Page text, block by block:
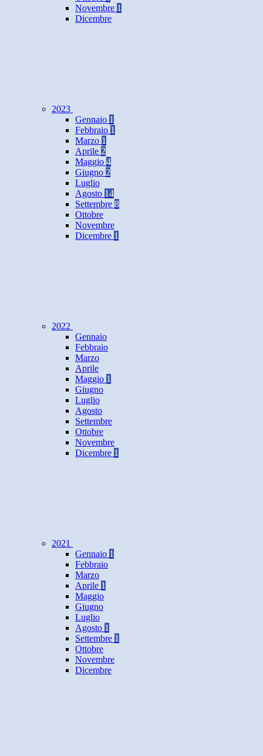
Novembre 1
Dicembre
2023
Gennaio 1
Febbraio 1
Marzo 1
Aprile 2
Maggio 4
Giugno 2
Luglio
Agosto 14
Settembre 8
Ottobre
Novembre
Dicembre 1
2022
Gennaio
Febbraio
Marzo
Aprile
Maggio 1
Giugno
Luglio
Agosto
Settembre
Ottobre
Novembre
Dicembre 1
2021
Gennaio 1
Febbraio
Marzo
Aprile 1
Maggio
Giugno
Luglio
Agosto 1
Settembre 1
Ottobre
Novembre
Dicembre